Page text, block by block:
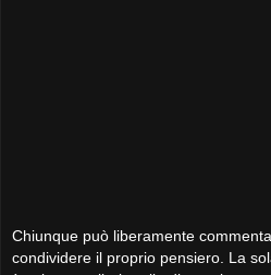
Chiunque può liberamente
condividere il proprio pensiero. La